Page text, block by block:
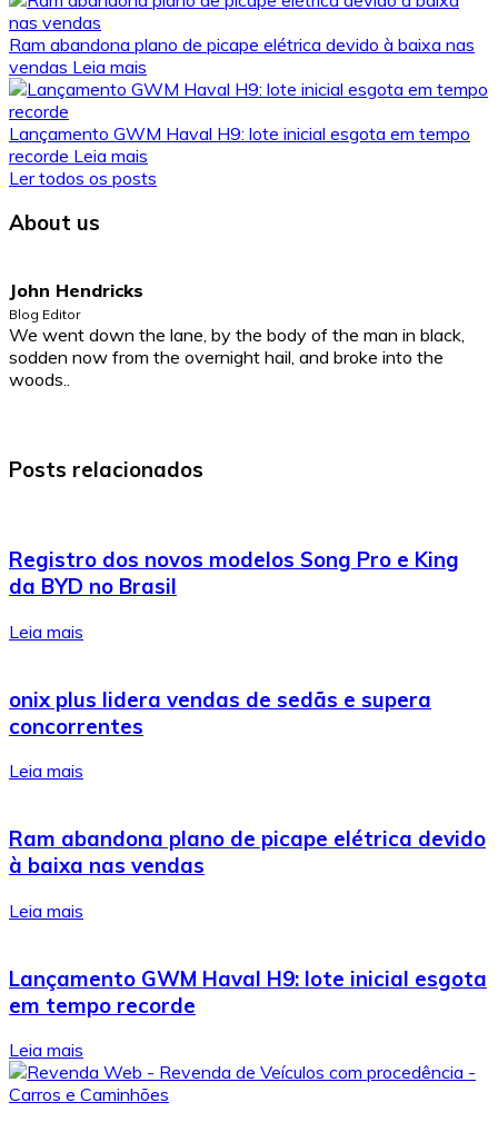
Ram abandona plano de picape elétrica devido à baixa nas
vendas Leia mais
Lançamento GWM Haval H9: lote inicial esgota em tempo
recorde Leia mais
Ler todos os posts
About us
John Hendricks
Blog Editor
We went down the lane, by the body of the man in black,
sodden now from the overnight hail, and broke into the
woods..
Posts relacionados
Registro dos novos modelos Song Pro e King
da BYD no Brasil
Leia mais
onix plus lidera vendas de sedãs e supera
concorrentes
Leia mais
Ram abandona plano de picape elétrica devido
à baixa nas vendas
Leia mais
Lançamento GWM Haval H9: lote inicial esgota
em tempo recorde
Leia mais